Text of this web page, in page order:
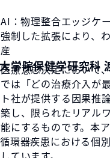
：物理整合エッジケ
した拡張により、
学院保健学研究科
療意思決定において
は「どの治療介入が
社が提供する因果推
し、限られたリアル
にするものです。本
環器疾患における個